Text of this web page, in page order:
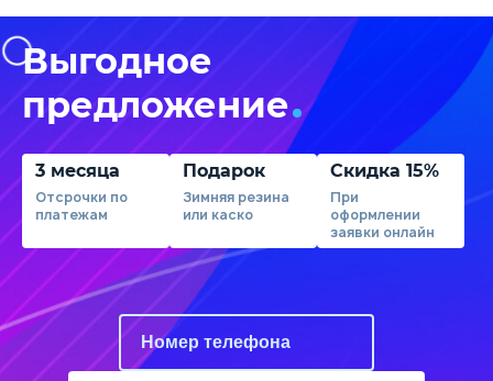
Выгодное
предложение
3 месяца
Отсрочки по
платежам
Подарок
Зимняя резина
или каско
Скидка 15%
При
оформлении
заявки онлайн